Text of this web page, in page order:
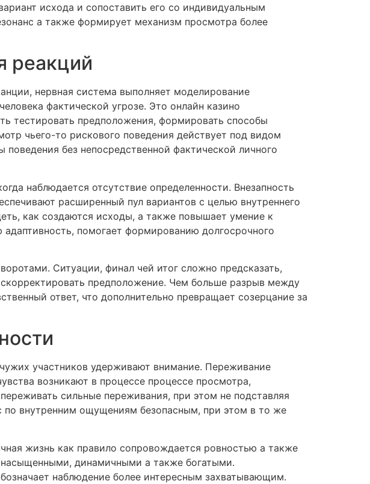
исхода и сопоставить его со индивидуальным
а также формирует механизм просмотра более
реакций
нервная система выполняет моделирование
фактической угрозе. Это онлайн казино
тестировать предположения, формировать способы
чьего-то рискового поведения действует под видом
без непосредственной фактической личного
наблюдается отсутствие определенности. Внезапность
расширенный пул вариантов с целью внутреннего
как создаются исходы, а также повышает умение к
помогает формированию долгосрочного
Ситуации, финал чей итог сложно предсказать,
предположение. Чем больше разрыв между
ответ, что дополнительно превращает созерцание за
участников удерживают внимание. Переживание
возникают в процессе процессе просмотра,
сильные переживания, при этом не подставляя
по внутренним ощущениям безопасным, при этом в то же
жизнь как правило сопровождается ровностью а также
динамичными а также богатыми.
наблюдение более интересным захватывающим.